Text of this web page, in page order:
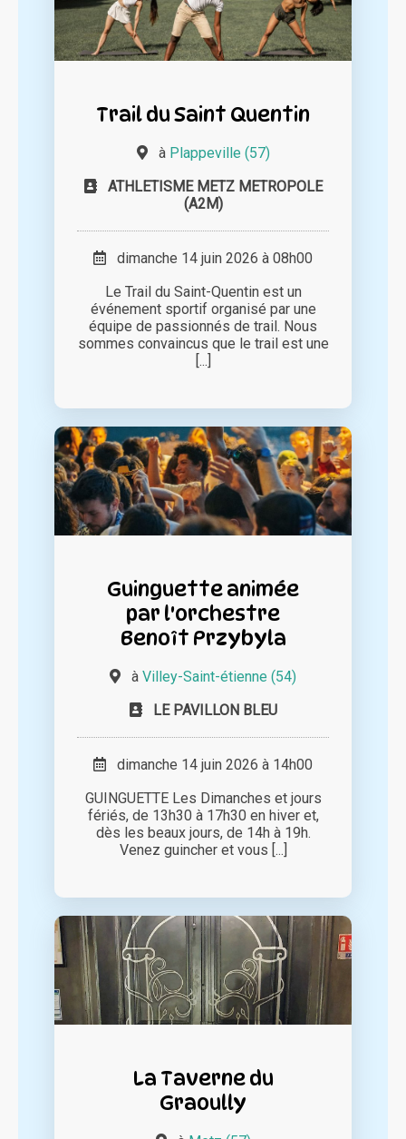
Trail du Saint Quentin
à Plappeville (57)
ATHLETISME METZ METROPOLE
(A2M)
dimanche 14 juin 2026 à 08h00
Le Trail du Saint-Quentin est un
événement sportif organisé par une
équipe de passionnés de trail. Nous
sommes convaincus que le trail est une
[...]
Guinguette animée
par l'orchestre
Benoît Przybyla
à Villey-Saint-étienne (54)
LE PAVILLON BLEU
dimanche 14 juin 2026 à 14h00
GUINGUETTE Les Dimanches et jours
fériés, de 13h30 à 17h30 en hiver et,
dès les beaux jours, de 14h à 19h.
Venez guincher et vous [...]
La Taverne du
Graoully